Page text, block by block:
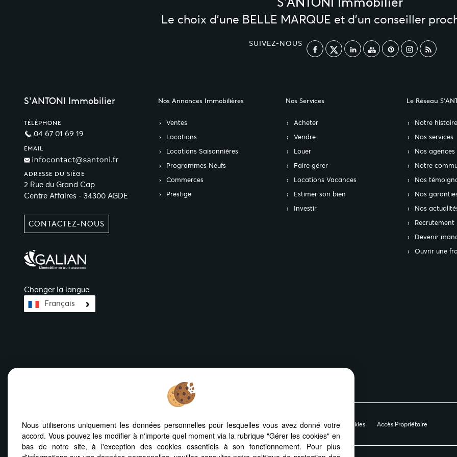
Le choix d’une BELLE MARQUE et d’un conseiller
SUIVEZ-NOUS
S'ANTONI Immobilier
TÉLÉPHONE
04 67 01 69 19
EMAIL
ADRESSE DU SIÈGE
2 Rue du Grand Cap
Centre Affaires - 34300 AGDE
CONTACTEZ-NOUS
Changer la langue
Français
Nos Annonces Immobilières
Ventes
Locations
Locations Saisonnières
Programmes Neufs
Commerces
Prestige
Nos Services
Acheter
Vendre
Louer
Faire gérer
Locations Vacances
Estimer son bien
Investir
Le Réseau
Notre histoire
Nos services
Nos agences
Notre
Nos
Nos
Nos
Recrutement
Devenir
Ouvrir une
Mentions Légales Notre barème d'honoraires Plan Politique de protection des données Gérer les cookies Accès Propriétaire
Nous utiliserons uniquement les données personnelles pour lesquelles vous avez donné votre
accord. Vous pouvez les modifier à n'importe quel moment via la rubrique "Gérer les cookies" en
bas de notre site, à l'exception des cookies essentiels à son fonctionnement. Pour plus